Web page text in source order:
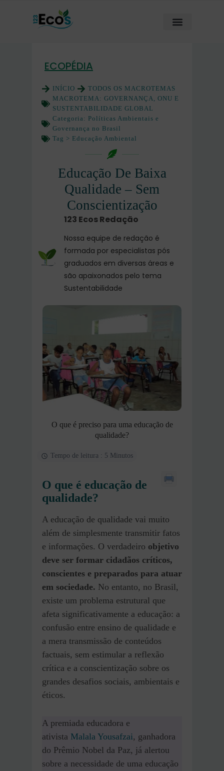
ECOPÉDIA
INÍCIO
TODOS OS MACROTEMAS
MACROTEMA: GOVERNANÇA, ONU E
SUSTENTABILIDADE GLOBAL
Categoria: Políticas Ambientais e
Governança no Brasil
Tag > Educação Ambiental
Educação De Baixa
Qualidade – Sem
Conscientização
123 Ecos Redação
Nossa equipe de redação é
formada por especialistas pós
graduados em diversas áreas e
são apaixonados pelo tema
Sustentabilidade
O que é preciso para uma educação de
qualidade?
Tempo de leitura : 5 Minutos
O que é educação de
qualidade?
A educação de qualidade vai muito
além de simplesmente transmitir fatos
e informações. O verdadeiro objetivo
deve ser formar cidadãos críticos,
conscientes e preparados para atuar
em sociedade. No entanto, no Brasil,
existe um problema estrutural que
afeta significativamente a educação: a
confusão entre ensino de qualidade e
a mera transmissão de conteúdos
factuais, sem estimular a reflexão
crítica e a conscientização sobre os
grandes desafios sociais, ambientais e
éticos.
A premiada educadora e
ativista Malala Yousafzai, ganhadora
do Prêmio Nobel da Paz, já alertou
sobre a necessidade de uma educação